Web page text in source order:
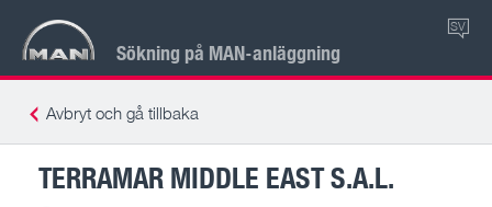
Sökning på MAN-anläggning
SV
Avbryt och gå tillbaka
TERRAMAR MIDDLE EAST S.A.L.